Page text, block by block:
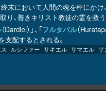
終末において人間の魂を秤に
り、善きキリスト教徒の霊を
（Dardiel）」、「フルタパル（
支配するとされる。
ルシファー サキエル サマエル サ